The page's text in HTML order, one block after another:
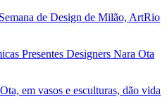
de Design de Milão, ArtRio
Presentes Designers Nara Ota
em vasos e esculturas, dão vida